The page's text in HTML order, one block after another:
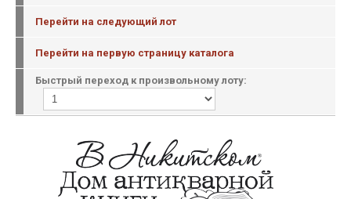
Перейти на следующий лот
Перейти на первую страницу каталога
Быстрый переход к произвольному лоту: